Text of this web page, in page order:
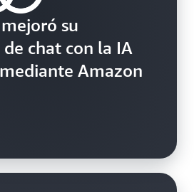
su
chat con la IA
Amazon